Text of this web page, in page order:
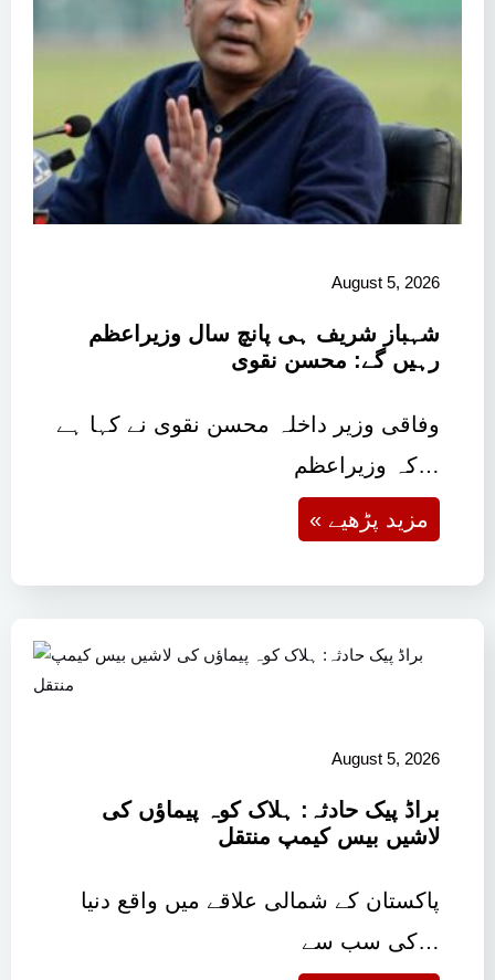
August 5, 2026
شہباز شریف ہی پانچ سال وزیراعظم
رہیں گے: محسن نقوی
وفاقی وزیر داخلہ محسن نقوی نے کہا ہے
کہ وزیراعظم…
« مزید پڑھیے
August 5, 2026
براڈ پیک حادثہ: ہلاک کوہ پیماؤں کی
لاشیں بیس کیمپ منتقل
پاکستان کے شمالی علاقے میں واقع دنیا
کی سب سے…